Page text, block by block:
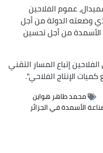
عموم الفلاحين
وضعته الدولة من أجل
من أجل تحسين
إتباع المسار التقني
الإنتاج الفلاحي".
محمد طاهر هواين
الأسمدة في الجزائر